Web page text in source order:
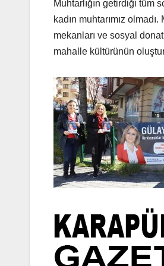
Muhtarlığın getirdiği tüm
kadın muhtarımız
mekanları ve sosyal
mahalle kültürünün